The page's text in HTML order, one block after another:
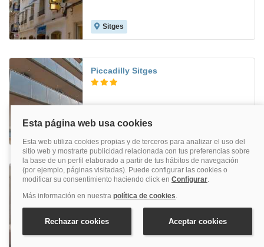
Sitges
Piccadilly Sitges
Subur Maritim
Sitges 9.4